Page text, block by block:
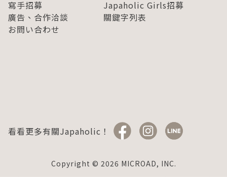
寫手招募
Japaholic Girls招募
廣告、合作洽談
關鍵字列表
お問い合わせ
看看更多有關Japaholic！
Copyright © 2026 MICROAD, INC.